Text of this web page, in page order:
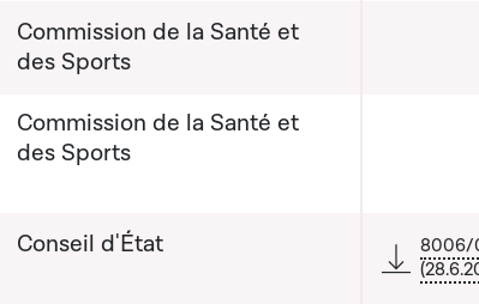
Commission de la Santé et
des Sports
Commission de la Santé et
des Sports
Conseil d'État
8006/